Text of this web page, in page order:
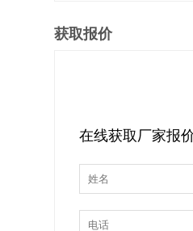
获取报价
在线获取厂家报